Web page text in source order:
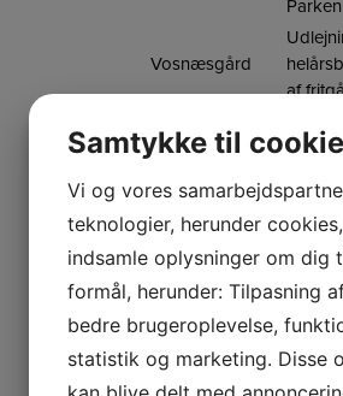
Parken
Vosnæsgård
af
Krabbe
Frederiksdal Kendt
Lerche Lerchenborg
Dele
med
Benzonsdal
eks.
og
Samtykke til
Vi og vores
teknologier, herunder
indsamle oplysninger om dig
formål, herunder: Tilpasning
bedre brugeroplevelse,
statistik og marketing. Disse